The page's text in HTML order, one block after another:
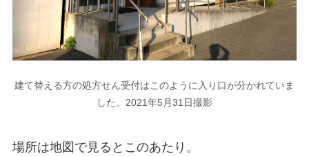
建て替える方の処方せん受付はこのように入り口が分かれていま
した。2021年5月31日撮影
場所は地図で見るとこのあたり。